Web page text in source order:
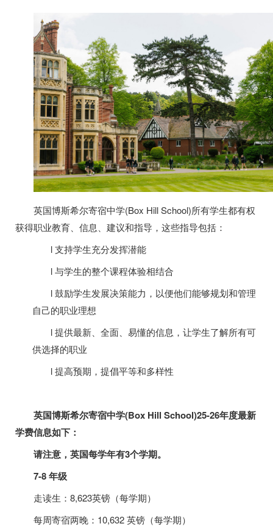
英国博斯希尔寄宿中学(Box Hill School)所有学生都有权
获得职业教育、信息、建议和指导，这些指导包括：
l 支持学生充分发挥潜能
l 与学生的整个课程体验相结合
l 鼓励学生发展决策能力，以便他们能够规划和管理
自己的职业理想
l 提供最新、全面、易懂的信息，让学生了解所有可
供选择的职业
l 提高预期，提倡平等和多样性
英国博斯希尔寄宿中学(Box Hill School)25-26年度最新
学费信息如下：
请注意，英国每学年有3个学期。
7-8年级
走读生： 8,623英镑（每学期）
每周寄宿两晚： 10,632英镑（每学期）